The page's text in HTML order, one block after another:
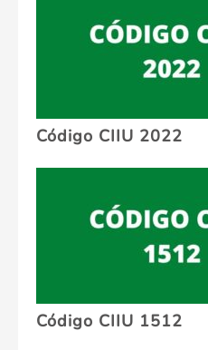
Código CIIU 2022
Código CIIU 1512